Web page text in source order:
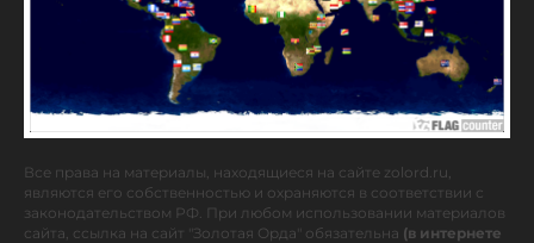
Все права на материалы, находящиеся на сайте zolord.ru,
являются его собственностью и охраняются в соответствии с
законодательством РФ. При любом использовании материалов
сайта, ссылка на сайт "Золотая Орда" обязательна (в интернете